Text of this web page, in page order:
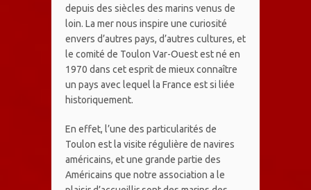
depuis des siècles des marins venus de
loin. La mer nous inspire une curiosité
envers d’autres pays, d’autres cultures, et
le comité de Toulon Var-Ouest est né en
1970 dans cet esprit de mieux connaître
un pays avec lequel la France est si liée
historiquement.
En effet, l’une des particularités de
Toulon est la visite régulière de navires
américains, et une grande partie des
Américains que notre association a le